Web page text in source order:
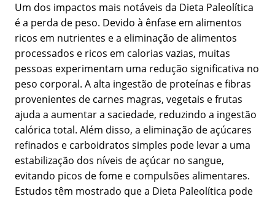
Um dos impactos mais notáveis da Dieta Paleolítica
é a perda de peso. Devido à ênfase em alimentos
ricos em nutrientes e a eliminação de alimentos
processados e ricos em calorias vazias, muitas
pessoas experimentam uma redução significativa no
peso corporal. A alta ingestão de proteínas e fibras
provenientes de carnes magras, vegetais e frutas
ajuda a aumentar a saciedade, reduzindo a ingestão
calórica total. Além disso, a eliminação de açúcares
refinados e carboidratos simples pode levar a uma
estabilização dos níveis de açúcar no sangue,
evitando picos de fome e compulsões alimentares.
Estudos têm mostrado que a Dieta Paleolítica pode